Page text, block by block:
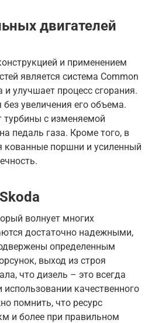
двигателей
и применением
является система Common
и улучшает процесс сгорания.
увеличения его объема.
турбины с изменяемой
педаль газа. Кроме того, в
кованные поршни и усиленный
волнует многих
достаточно надежными,
определенным
выход из строя
что дизель – это всегда
качественного
помнить, что ресурс
и более при правильном